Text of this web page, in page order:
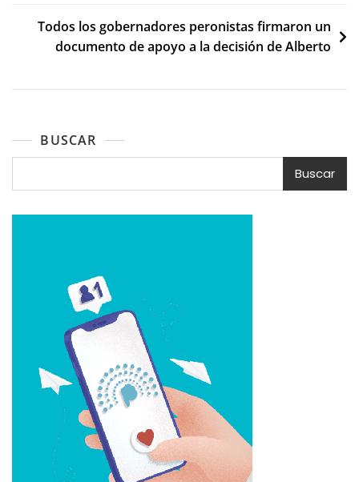
Todos los gobernadores peronistas firmaron un
documento de apoyo a la decisión de Alberto
BUSCAR
Buscar